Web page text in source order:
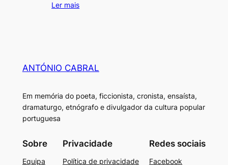
Ler mais
ANTÓNIO CABRAL
Em memória do poeta, ficcionista, cronista, ensaísta,
dramaturgo, etnógrafo e divulgador da cultura popular
portuguesa
Sobre
Equipa
Privacidade
Política de privacidade
Redes sociais
Facebook